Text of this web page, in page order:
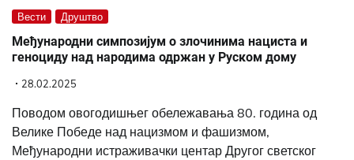
Вести Друштво
Међународни симпозијум о злочинима нациста и
геноциду над народима одржан у Руском дому
28.02.2025
Поводом овогодишњег обележавања 80. година од
Велике Победе над нацизмом и фашизмом,
Међународни истраживачки центар Другог светског